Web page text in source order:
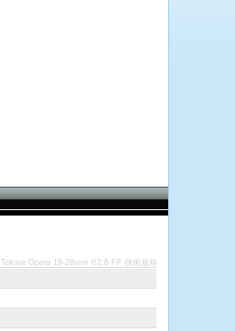
Tokina Opera 16-28mm f/2.8 FF 技術規格